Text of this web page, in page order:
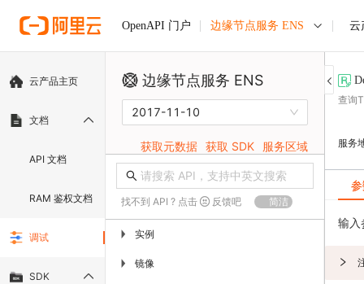
OpenAPI 门户 边缘节点服务 ENS 云
云产品主页
文档
API 文档
RAM 鉴权文档
调试
SDK
边缘节点服务 ENS
2017-11-10
获取元数据 获取 SDK 服务区域
找不到 API ? 点击 反馈吧 简洁
▶ 实例
▶ 镜像
查询
服务
输入